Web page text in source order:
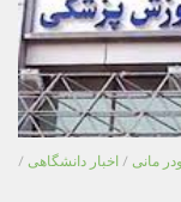
مانی / اخبار دانشگاهی /